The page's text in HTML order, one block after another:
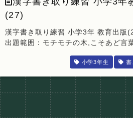
(27)
漢字書き取り練習 小学3年 教育出版
出題範囲：モチモチの木,こそあど言
小学3年生 書